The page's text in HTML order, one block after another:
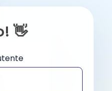
👋